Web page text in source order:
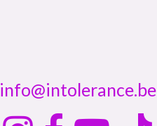
info@intolerance.be